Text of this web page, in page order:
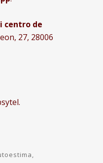
centro de
27, 28006